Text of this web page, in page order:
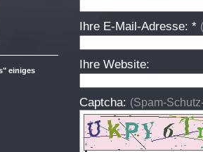
Ihre E-Mail-Adresse: *
Ihre Website:
Captcha: (Spam-
einiges